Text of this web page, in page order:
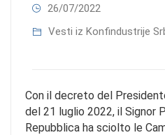
26/07/2022
Vesti iz Konfindustrije
Con il decreto del
del 21 luglio 2022, il Signor
Repubblica ha sciolto le